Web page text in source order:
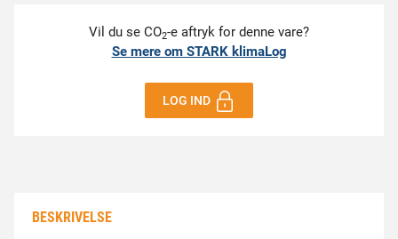
Vil du se CO2-e aftryk for denne vare?
Se mere om STARK klimaLog
LOG IND
BESKRIVELSE